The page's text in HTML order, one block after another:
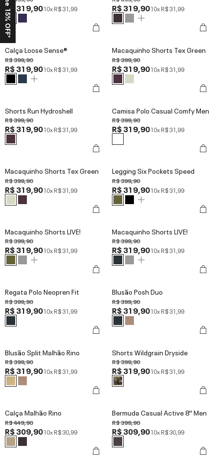
R$ 319,9010xR$ 31,99 R$ 319,9010xR$ 31,99
Calça Loose Sense®
R$ 399,90
R$ 319,9010xR$ 31,99
Macaquinho Shorts Tex Green
R$ 399,90
R$ 319,9010xR$ 31,99
Shorts Run Hydroshell
R$ 399,90
R$ 319,9010xR$ 31,99
Camisa Polo Casual Comfy Men
R$ 399,90
R$ 319,9010xR$ 31,99
Macaquinho Shorts Tex Green
R$ 399,90
R$ 319,9010xR$ 31,99
Legging Six Pockets Speed
R$ 399,90
R$ 319,9010xR$ 31,99
Macaquinho Shorts LIVE!
R$ 399,90
R$ 319,9010xR$ 31,99
Macaquinho Shorts LIVE!
R$ 399,90
R$ 319,9010xR$ 31,99
Regata Polo Neopren Fit
R$ 399,90
R$ 319,9010xR$ 31,99
Blusão Posh Duo
R$ 399,90
R$ 319,9010xR$ 31,99
Blusão Split Malhão Rino
R$ 399,90
R$ 319,9010xR$ 31,99
Shorts Wildgrain Dryside
R$ 399,90
R$ 319,9010xR$ 31,99
Calça Malhão Rino
R$ 449,90
R$ 309,9010xR$ 30,99
Bermuda Casual Active 8'' Men
R$ 399,90
R$ 309,9010xR$ 30,99
Ganhe 15% OFF*